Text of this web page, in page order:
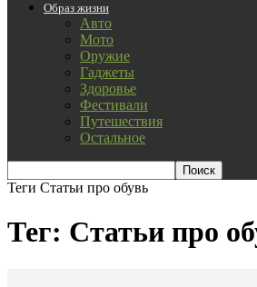
Образ жизни
Авто
Мото
Оружие
Гаджеты
Здоровье
Фестивали
Путешествия
Остальное
Теги Статьи про обувь
Тег: Статьи про